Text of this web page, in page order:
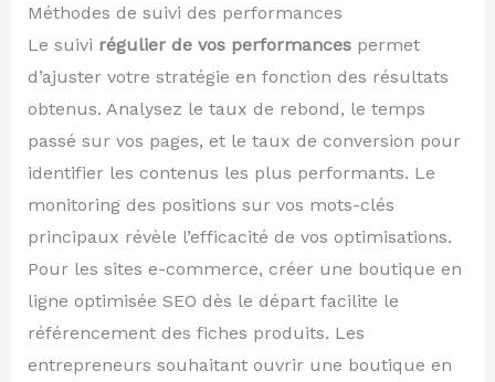
Méthodes de suivi des performances
Le suivi régulier de vos performancespermet
d’ajuster votre stratégie en fonction des résultats
obtenus. Analysez le taux de rebond, le temps
passé sur vos pages, et le taux de conversion pour
identifier les contenus les plus performants. Le
monitoring des positions sur vos mots-clés
principaux révèle l’efficacité de vos optimisations.
Pour les sites e-commerce, créer une boutique en
ligne optimisée SEO dès le départ facilite le
référencement des fiches produits. Les
entrepreneurs souhaitant ouvrir une boutique en